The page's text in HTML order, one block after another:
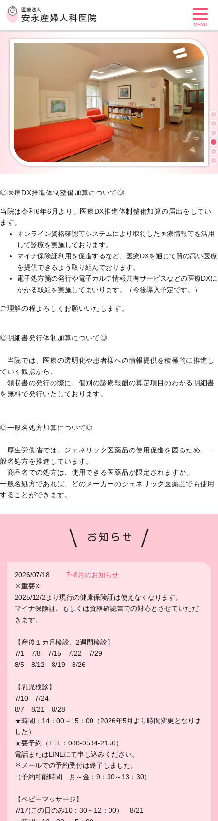
MENU
◎医療DX推進体制整備加算について◎
当院は令和6年6月より、医療DX推進体制整備加算の届出をしてい
ます。
オンライン資格確認等システムにより取得した医療情報等を活用
して診療を実施しております。
マイナ保険証利用を促進するなど、医療DXを通じて質の高い医療
を提供できるよう取り組んでおります。
電子処方箋の発行や電子カルテ情報共有サービスなどの医療DXに
かかる取組を実施してまいります。（今後導入予定です。）
ご理解の程よろしくお願いいたします。
◎明細書発行体制加算について◎
当院では、医療の透明化や患者様への情報提供を積極的に推進し
ていく観点から、
領収書の発行の際に、個別の診療報酬の算定項目のわかる明細書
を無料で発行いたしております。
◎一般名処方加算について◎
厚生労働省では、ジェネリック医薬品の使用促進を図るため、一
般名処方を推進しています。
商品名での処方は、使用できる医薬品が限定されますが、
一般名処方であれば、どのメーカーのジェネリック医薬品でも使用
することができます。
お知らせ
2026/07/18
7~8月のお知らせ
※重要※
2025/12/2より現行の健康保険証は使えなくなります。
マイナ保険証、もしくは資格確認書での対応とさせていただ
きます。
【産後１カ月検診、2週間検診】
7/1 7/8 7/15 7/22 7/29
8/5 8/12 8/19 8/26
【乳児検診】
7/10 7/24
8/7 8/21 8/28
★時間：14：00～15：00（2026年5月より時間変更となりま
した）
★要予約（TEL：080-9534-2156）
電話またはLINEにて申し込みください。
※メールでの予約受付は終了しました。
（予約可能時間 月～金：9：30～13：30）
【ベビーマッサージ】
7/17(この日のみ10：30～12：00） 8/21